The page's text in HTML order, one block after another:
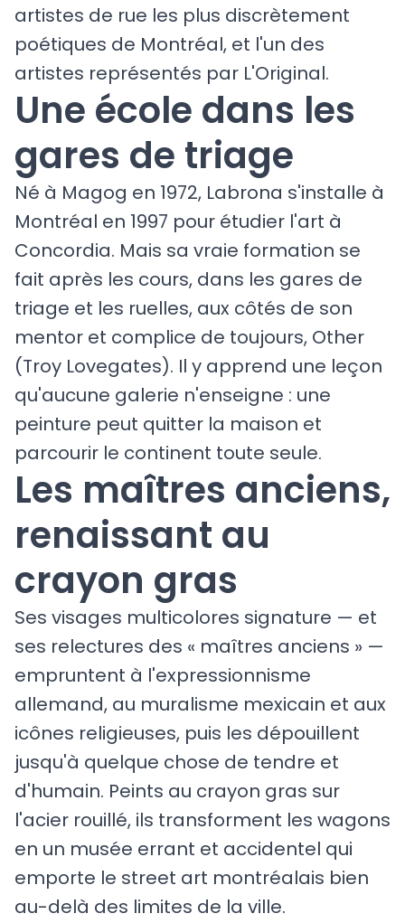
artistes de rue les plus discrètement
poétiques de Montréal, et l'un des
artistes représentés par L'Original.
Une école dans les
gares de triage
Né à Magog en 1972, Labrona s'installe à
Montréal en 1997 pour étudier l'art à
Concordia. Mais sa vraie formation se
fait après les cours, dans les gares de
triage et les ruelles, aux côtés de son
mentor et complice de toujours, Other
(Troy Lovegates). Il y apprend une leçon
qu'aucune galerie n'enseigne : une
peinture peut quitter la maison et
parcourir le continent toute seule.
Les maîtres anciens,
renaissant au
crayon gras
Ses visages multicolores signature — et
ses relectures des « maîtres anciens » —
empruntent à l'expressionnisme
allemand, au muralisme mexicain et aux
icônes religieuses, puis les dépouillent
jusqu'à quelque chose de tendre et
d'humain. Peints au crayon gras sur
l'acier rouillé, ils transforment les wagons
en un musée errant et accidentel qui
emporte le street art montréalais bien
au-delà des limites de la ville.